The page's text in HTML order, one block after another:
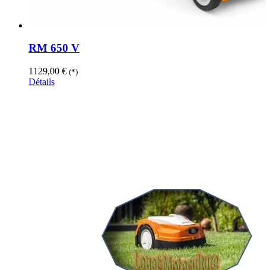
RM 650 V
1129,00 € (*)
Détails